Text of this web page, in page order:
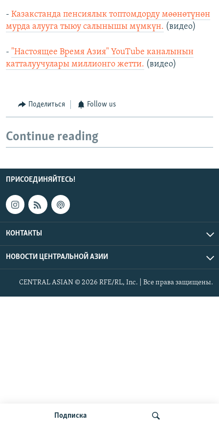
Подписка
- Казакстанда пенсиялык топтомдорду мөөнөтүнөн
мурда алууга тыюу салынышы мүмкүн. (видео)
- "Настоящее Время Азия" YouTube каналынын
катталуучулары миллионго жетти. (видео)
Поделиться Follow us
Continue reading
ПРИСОЕДИНЯЙТЕСЬ!
КОНТАКТЫ
НОВОСТИ ЦЕНТРАЛЬНОЙ АЗИИ
CENTRAL ASIAN © 2026 RFE/RL, Inc. | Все права защищены.